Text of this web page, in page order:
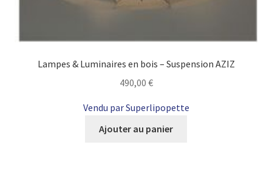
Lampes & Luminaires en bois – Suspension AZIZ
490,00 €
Vendu par Superlipopette
Ajouter au panier